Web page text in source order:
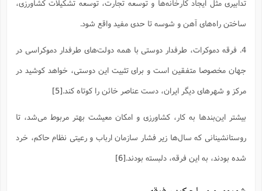
تدابیری مثل ایجاد کارخانه‌ها و توسعه تجارت، توسعه تشکیلات کشاورزی،
ساختن راه‌های آهن و شوسه تا حدی مفید واقع شود.
4. فرقه دموکرات، طرفدار دوستی با همه دولت‌های طرفدار دموکراسی در
جهان مخصوصا متفقین است و برای تثبیت این دوستی، خواهد کوشید در
مرکز و شهرهای دیگر ایران، دست عناصر خائن را کوتاه کند.[5]
بیشتر این‌بندها به کار، کشاورزی و امکان معیشت بهتر مربوط می‌شد، تا
روستانشینانی که سال‌ها زیر فشار سازمان ارباب‌ و ‌رعیتی نظام حاکم، خرد
شده بودند، به این فرقه، دلبسته بودند.[6]